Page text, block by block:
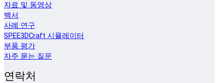
자료 및 동영상
백서
사례 연구
SPEE3DCraft 시뮬레이터
부품 평가
자주 묻는 질문
연락처